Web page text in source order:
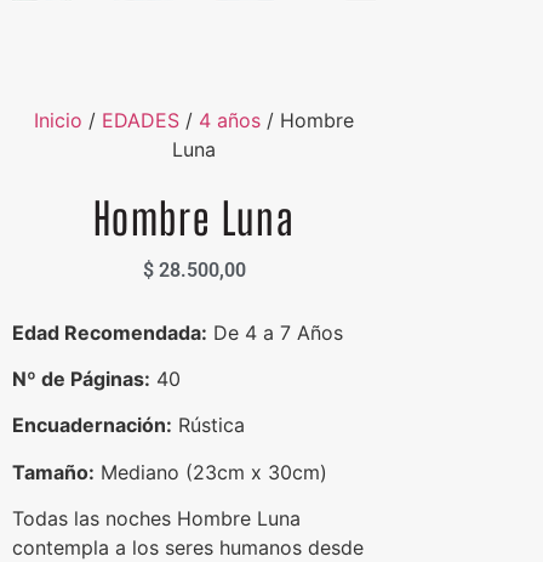
Inicio / EDADES / 4 años / Hombre
Luna
Hombre Luna
$28.500,00
Edad Recomendada: De 4 a 7 Años
Nº de Páginas: 40
Encuadernación: Rústica
Tamaño: Mediano (23cm x 30cm)
Todas las noches Hombre Luna
contempla a los seres humanos desde